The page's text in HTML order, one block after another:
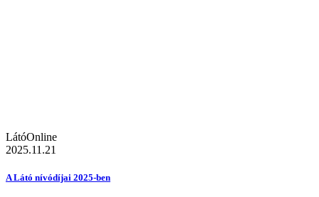
LátóOnline
2025.11.21
A Látó nívódíjai 2025-ben